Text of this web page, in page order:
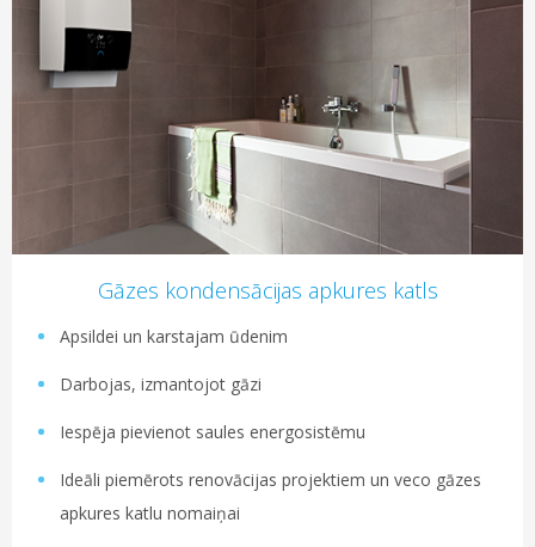
Gāzes kondensācijas apkures katls
Apsildei un karstajam ūdenim
Darbojas, izmantojot gāzi
Iespēja pievienot saules energosistēmu
Ideāli piemērots renovācijas projektiem un veco gāzes
apkures katlu nomaiņai